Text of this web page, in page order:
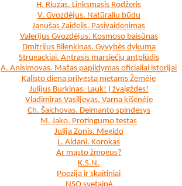
H. Riuzas. Linksmasis Rodžeris
V. Gvozdėjus. Natūraliu būdu
Janušas Zaidelis. Pasivaidenimas
Valerijus Gvozdėjus. Kosmoso baisūnas
Dmitrijus Bilenkinas. Gyvybės dykuma
Strugackiai. Antrasis marsiečių antplūdis
A. Anisimovas. Mažas papildymas oficialiai istorijai
Kalisto diena prilygsta metams Žemėje
Julijus Burkinas. Lauk! Į žvaigždes!
Vladimiras Vasiljevas. Varna kišenėje
Ch. Šaichovas. Deimanto spindesys
M. Jako. Protingumo testas
Julija Zonis. Megido
L. Aldani. Korokas
Ar mąsto žmogus?
K.S.N.
Poezija ir skaitiniai